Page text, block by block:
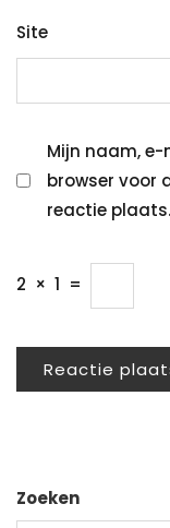
Site
Mijn naam,
browser voor
reactie plaats.
2 × 1 =
Zoeken